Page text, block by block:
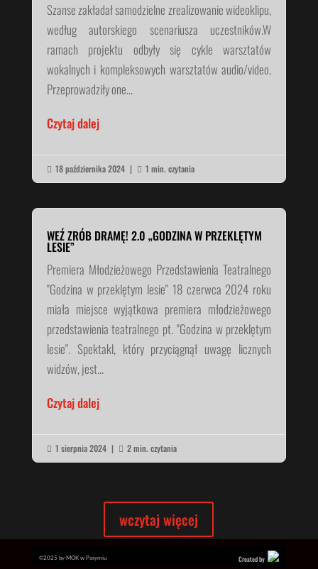
Szanse zakładał samodzielne zrealizowanie wideoklipu,
według autorskiego scenariusza uczestników.W
ramach projektu odbyły się cykle warsztatów
wokalnych i kompleksowych warsztatów audio/video.
Przeprowadziły one...
Czytaj dalej
 18 października 2024 |  1 min. czytania
WEŹ ZRÓB DRAMĘ! 2.0 „GODZINA W PRZEKLĘTYM
LESIE”
Premiera Młodzieżowego Przedstawienia Teatralnego
"Godzina w przeklętym lesie" 18 czerwca 2024 roku
miała miejsce wyjątkowa premiera młodzieżowego
przedstawienia teatralnego pt. "Godzina w przeklętym
lesie". Spektakl, który przyciągnął uwagę licznych
widzów, jest...
Czytaj dalej
 1 sierpnia 2024 |  2 min. czytania
wczytaj więcej
©2025 by MOK w Pasymiu Created by